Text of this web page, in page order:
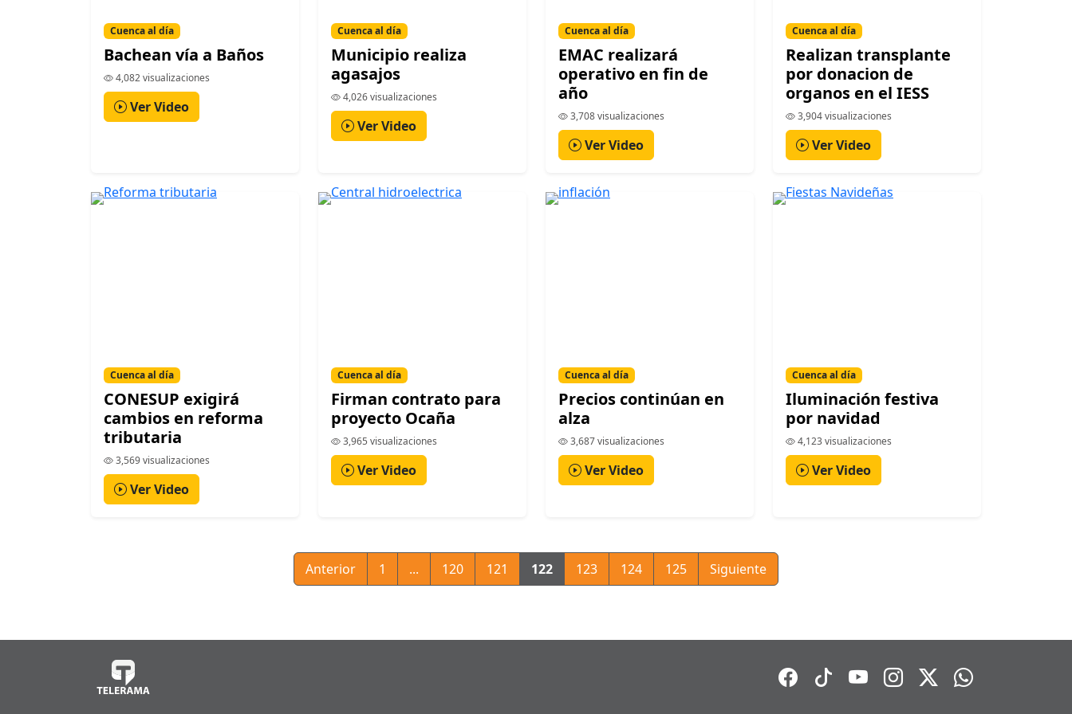
Cuenca al día
Bachean vía a Baños
4,082 visualizaciones
Ver Video
Cuenca al día
Municipio realiza
agasajos
4,026 visualizaciones
Ver Video
Cuenca al día
EMAC realizará
operativo en fin de
año
3,708 visualizaciones
Ver Video
Cuenca al día
Realizan transplante
por donacion de
organos en el IESS
3,904 visualizaciones
Ver Video
Cuenca al día
CONESUP exigirá
cambios en reforma
tributaria
3,569 visualizaciones
Ver Video
Cuenca al día
Firman contrato para
proyecto Ocaña
3,965 visualizaciones
Ver Video
Cuenca al día
Precios continúan en
alza
3,687 visualizaciones
Ver Video
Cuenca al día
Iluminación festiva
por navidad
4,123 visualizaciones
Ver Video
Anterior 1 ... 120 121 122 123 124 125 Siguiente